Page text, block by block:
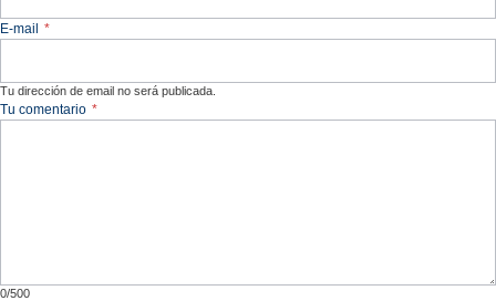
E-mail *
Tu dirección de email no será publicada.
Tu comentario *
0/500